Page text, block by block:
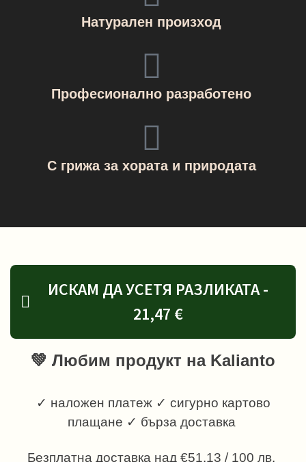
Натурален произход
Професионално разработено
С грижа за хората и природата
ИСКАМ ДА УСЕТЯ РАЗЛИКАТА -
21,47 €
💚 Любим продукт на Kalianto
✓ наложен платеж ✓ сигурно картово
плащане ✓ бърза доставка
Безплатна доставка над €51.13 / 100 лв.